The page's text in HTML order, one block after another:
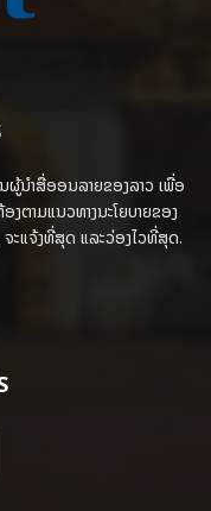
ຜູ້ນຳສື່ອອນລາຍຂອງລາວ ເພື່ອ
ຕາມແນວທາງນະໂຍບາຍຂອງ
ະແຈ້ງທີ່ສຸດ ແລະວ່ອງໄວທີ່ສຸດ.